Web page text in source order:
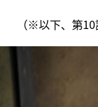
（※以下、第